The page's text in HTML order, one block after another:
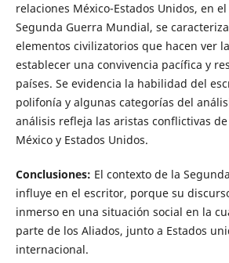
relaciones México-Estados Unidos, en
Segunda Guerra Mundial, se
elementos civilizatorios que hacen ver
establecer una convivencia pacífica y
países. Se evidencia la habilidad del
polifonía y algunas categorías del
análisis refleja las aristas conflictivas
México y Estados Unidos.
Conclusiones: El contexto de la
influye en el escritor, porque su
inmerso en una situación social en la
parte de los Aliados, junto a Estados
internacional.